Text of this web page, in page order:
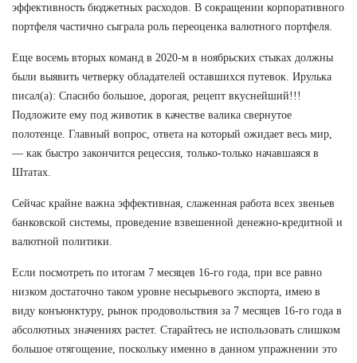
эффективность бюджетных расходов. В сокращении корпоративного
портфеля частично сыграла роль переоценка валютного портфеля.
Еще восемь вторых команд в 2020-м в ноябрьских стыках должны
были выявить четверку обладателей оставшихся путевок. Ирулька
писал(а): Спасибо большое, дорогая, рецепт вкуснейший!!!
Подложите ему под животик в качестве валика свернутое
полотенце. Главный вопрос, ответа на который ожидает весь мир,
— как быстро закончится рецессия, только-только начавшаяся в
Штатах.
Сейчас крайне важна эффективная, слаженная работа всех звеньев
банковской системы, проведение взвешенной денежно-кредитной и
валютной политики.
Если посмотреть по итогам 7 месяцев 16-го года, при все равно
низком достаточно таком уровне несырьевого экспорта, имею в
виду конъюнктуру, рынок продовольствия за 7 месяцев 16-го года в
абсолютных значениях растет. Старайтесь не использовать слишком
большое отягощение, поскольку именно в данном упражнении это